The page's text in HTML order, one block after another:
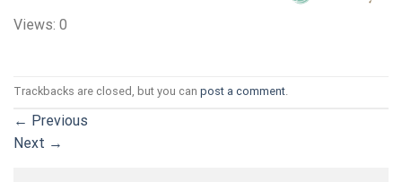
Views: 0
Trackbacks are closed, but you can post a comment.
← Previous
Next →